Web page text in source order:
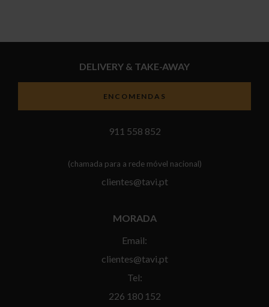
DELIVERY & TAKE-AWAY
ENCOMENDAS
911 558 852
(chamada para a rede móvel nacional)
clientes@tavi.pt
MORADA
Email:
clientes@tavi.pt
Tel:
226 180 152